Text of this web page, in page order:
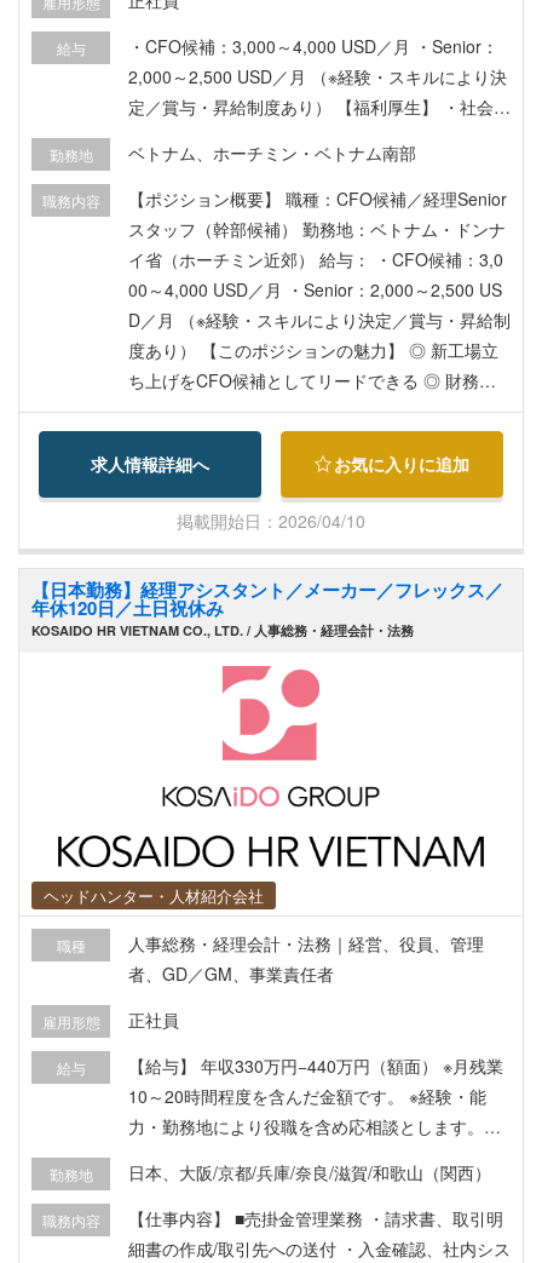
給与
・CFO候補：3,000～4,000 USD／月 ・Senior：
2,000～2,500 USD／月 （※経験・スキルにより決
定／賞与・昇給制度あり） 【福利厚生】 ・社会保
住宅補助、食事手当あり ・通勤送迎あり（条件あ
り） ・日本帰国費用サポート（応相談）
勤務地 ベトナム、ホーチミン・ベトナム南部
職務内容
【ポジション概要】 職種：CFO候補／経理Senior
スタッフ（幹部候補） 勤務地：ベトナム・ドンナ
イ省（ホーチミン近郊） 給与： ・CFO候補：3,0
00～4,000 USD／月 ・Senior：2,000～2,500 US
D／月 （※経験・スキルにより決定／賞与・昇給制
度あり） 【このポジションの魅力】 ◎ 新工場立
ち上げをCFO候補としてリードできる ◎ 財務・
人事を含めた管理部門をゼロから構築できる裁量
◎ 経営陣に近い立場で意思決定に関与できる ◎
成長フェーズの事業を経営視点で推進できる 【業
務内容】 ・財務・会計・税務機能の立ち上げおよ
び統括（VAS／IFRS対応） ・ERP会計システムの
導入・運用・改善 ・予算策定、原価管理、キャッ
シュフロー管理 ・財務レポーティングおよび経営
への提言 ・税務対応（法人税・FCT）および監査
外取引の資金管理 ・人事・管理部門の立ち上げお
よびマネジメント ・外部パートナー（会計事務
所・税務当局等）との折衝 ・経営陣の意思決定支
求人情報詳細へ お気に入りに追加
掲載開始日：2026/04/10
【日本勤務】経理アシスタント／メーカー／フレックス／
年休120日／土日祝休み
KOSAIDO HR VIETNAM CO., LTD. / 人事総務・経理会計・法務
ヘッドハンター・人材紹介会社
職種
人事総務・経理会計・法務｜経営、役員、管理
者、GD／GM、事業責任者
雇用形態 正社員
給与
【給与】 年収330万円−440万円（額面） ※月残業
10～20時間程度を含んだ金額です。 ※経験・能
力・勤務地により役職を含め応相談とします。
与：年2回（7月、12月） ■昇給：年1回（4月）そ
の他手当は給与込 ■加入保険：健康保険、厚生年
金保険、雇用保険、労災保険、退職金制度 ■海外
勤務地 日本、大阪/京都/兵庫/奈良/滋賀/和歌山（関西）
職務内容
【仕事内容】 ■売掛金管理業務 ・請求書、取引明
細書の作成/取引先への送付 ・入金確認、社内シス